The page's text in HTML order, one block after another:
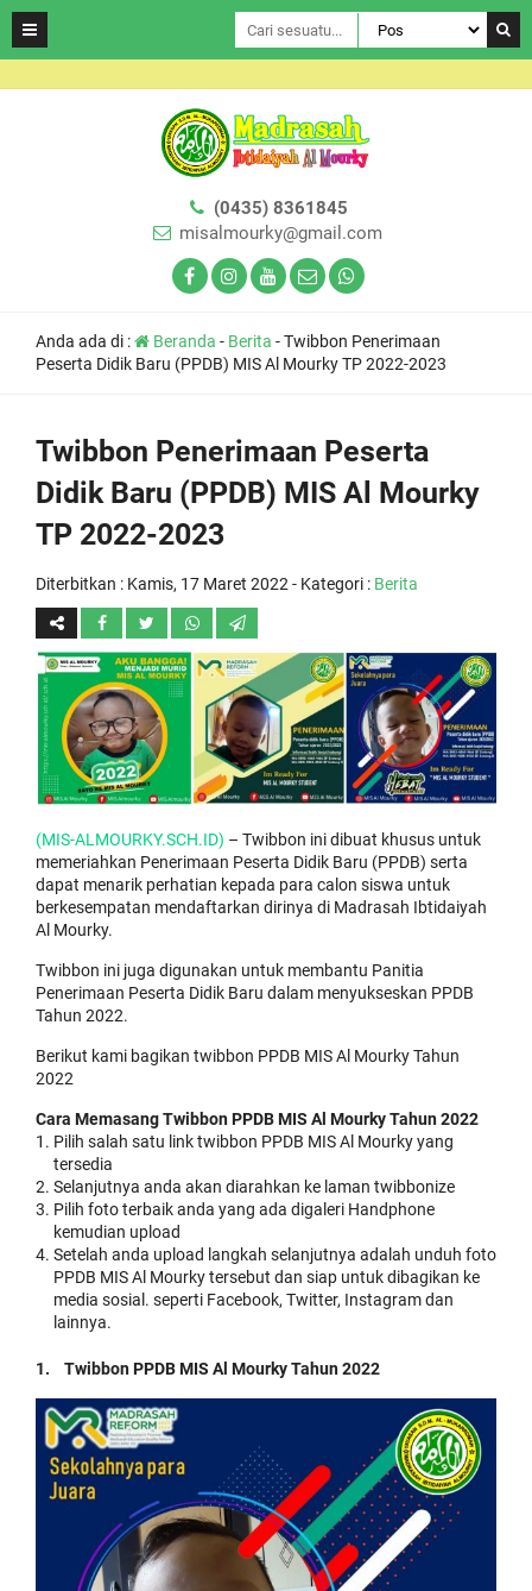
(0435) 8361845
misalmourky@gmail.com
Anda ada di : Beranda - Berita -Twibbon Penerimaan
Peserta Didik Baru (PPDB) MIS Al Mourky TP 2022-2023
Twibbon Penerimaan Peserta
Didik Baru (PPDB) MIS Al Mourky
TP 2022-2023
Diterbitkan : Kamis, 17 Maret 2022 - Kategori : Berita
(MIS-ALMOURKY.SCH.ID) – Twibbon ini dibuat khusus untuk
memeriahkan Penerimaan Peserta Didik Baru (PPDB) serta
dapat menarik perhatian kepada para calon siswa untuk
berkesempatan mendaftarkan dirinya di Madrasah Ibtidaiyah
Al Mourky.
Twibbon ini juga digunakan untuk membantu Panitia
Penerimaan Peserta Didik Baru dalam menyukseskan PPDB
Tahun 2022.
Berikut kami bagikan twibbon PPDB MIS Al Mourky Tahun
2022
Cara Memasang Twibbon PPDB MIS Al Mourky Tahun 2022
Pilih salah satu link twibbon PPDB MIS Al Mourky yang
tersedia
Selanjutnya anda akan diarahkan ke laman twibbonize
Pilih foto terbaik anda yang ada digaleri Handphone
kemudian upload
Setelah anda upload langkah selanjutnya adalah unduh foto
PPDB MIS Al Mourky tersebut dan siap untuk dibagikan ke
media sosial. seperti Facebook, Twitter, Instagram dan
lainnya.
1. Twibbon PPDB MIS Al Mourky Tahun 2022